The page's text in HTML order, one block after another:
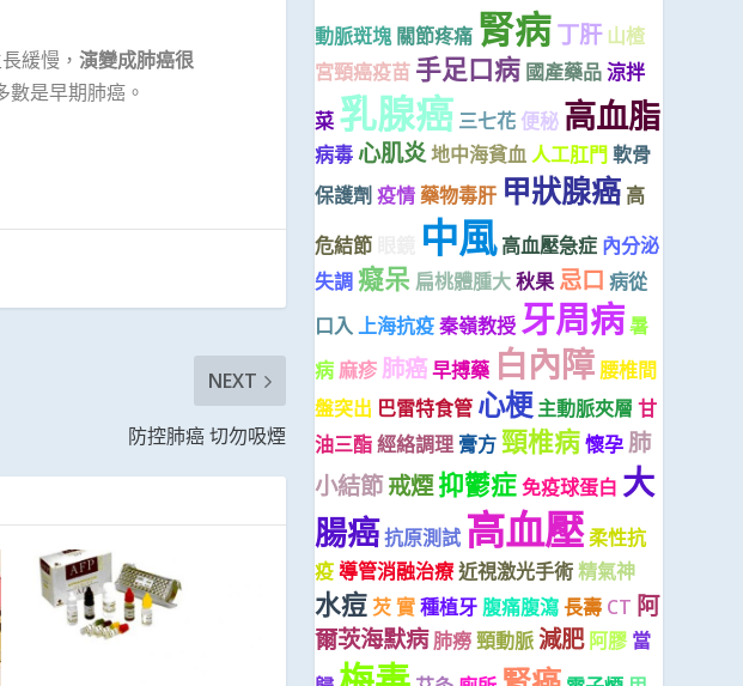
緩慢，演變成肺癌很
是早期肺癌。
NEXT
防控肺癌 切勿吸煙
動脈斑塊 關節疼痛 腎病丁肝 山楂
宮頸癌疫苗 手足口病 國產藥品涼拌
菜 乳腺癌 三七花 便秘 高血脂
病毒心肌炎地中海貧血人工肛門軟骨
保護劑 疫情 藥物毒肝 甲狀腺癌 高
危結節
中風 高血壓急症 內分泌
失調癡呆 扁桃體腫大秋果 忌口 病從
口入上海抗疫秦嶺教授 牙周病暑
病麻疹 肺癌早搏藥 白內障腰椎間
盤突出 巴雷特食管 心梗 主動脈夾層 甘
油三酯經絡調理 膏方頸椎病懷孕肺
小結節戒煙抑鬱症免疫球蛋白 大
腸癌抗原測試 高血壓 柔性抗
疫導管消融治療近視激光手術精氣神
水痘 芡 實種植牙 腹痛腹瀉長壽 CT 阿
爾茨海默病肺癆頸動脈減肥 阿膠 當